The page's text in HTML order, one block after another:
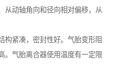
从动轴角向和径向相对偏移，从
构紧凑，密封性好。气胎变形阻
。气胎离合器使用温度有一定限